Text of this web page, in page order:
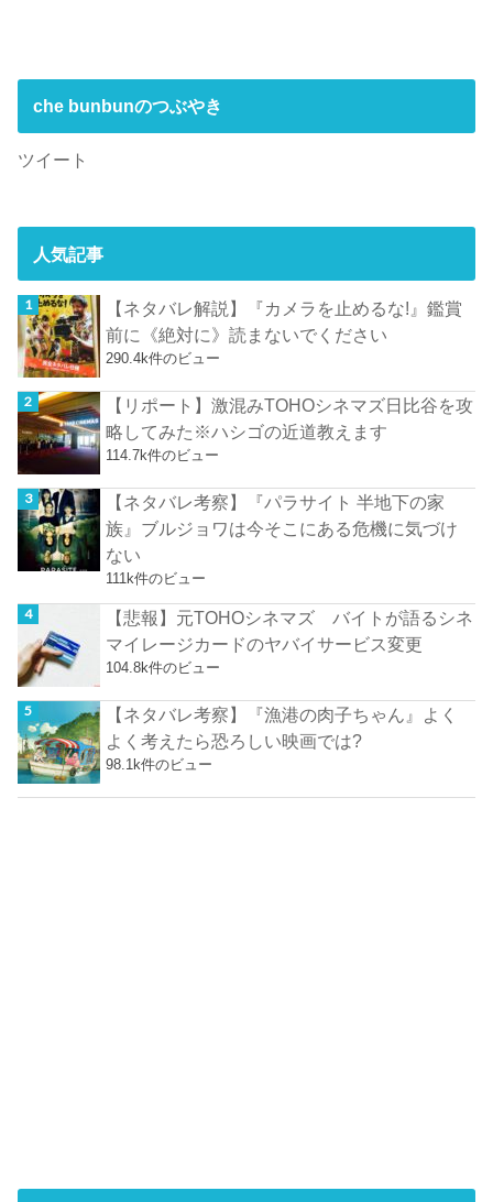
che bunbunのつぶやき
ツイート
人気記事
【ネタバレ解説】『カメラを止めるな!』鑑賞
前に《絶対に》読まないでください
290.4k件のビュー
【リポート】激混みTOHOシネマズ日比谷を攻
略してみた※ハシゴの近道教えます
114.7k件のビュー
【ネタバレ考察】『パラサイト 半地下の家
族』ブルジョワは今そこにある危機に気づけ
ない
111k件のビュー
【悲報】元TOHOシネマズ バイトが語るシネ
マイレージカードのヤバイサービス変更
104.8k件のビュー
【ネタバレ考察】『漁港の肉子ちゃん』よく
よく考えたら恐ろしい映画では?
98.1k件のビュー